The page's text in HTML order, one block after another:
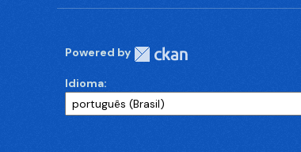
Powered by
Idioma